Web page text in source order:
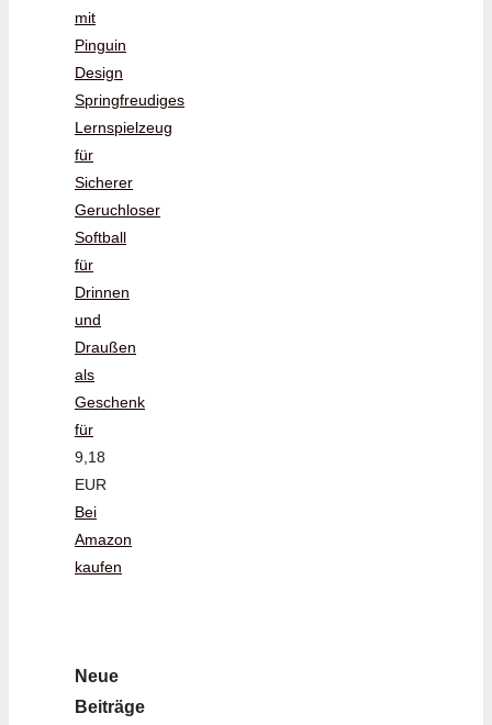
mit
Pinguin
Design
Springfreudiges
Lernspielzeug
für
Sicherer
Geruchloser
Softball
für
Drinnen
und
Draußen
als
Geschenk
für
9,18
EUR
Bei
Amazon
kaufen
Neue
Beiträge